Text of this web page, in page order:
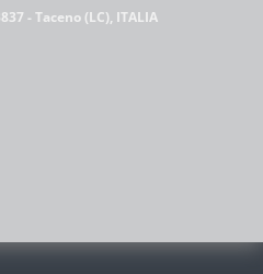
- Taceno (LC), ITALIA